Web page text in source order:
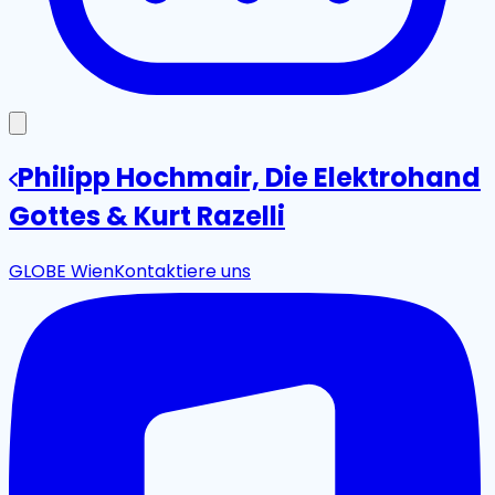
Philipp Hochmair, Die Elektrohand
Gottes & Kurt Razelli
GLOBE WienKontaktiere uns